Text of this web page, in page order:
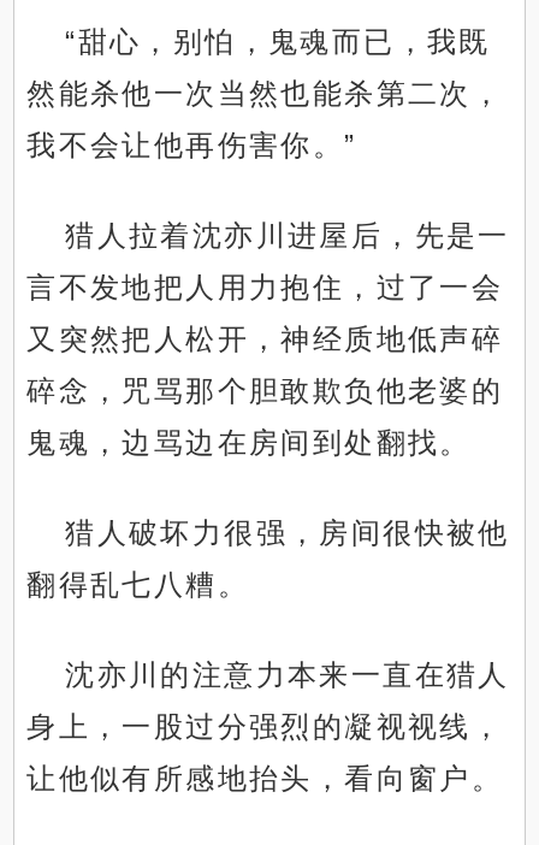
“甜心，别怕，鬼魂而已，我既
然能杀他一次当然也能杀第二次，
我不会让他再伤害你。”
猎人拉着沈亦川进屋后，先是一
言不发地把人用力抱住，过了一会
又突然把人松开，神经质地低声碎
碎念，咒骂那个胆敢欺负他老婆的
鬼魂，边骂边在房间到处翻找。
猎人破坏力很强，房间很快被他
翻得乱七八糟。
沈亦川的注意力本来一直在猎人
身上，一股过分强烈的凝视视线，
让他似有所感地抬头，看向窗户。